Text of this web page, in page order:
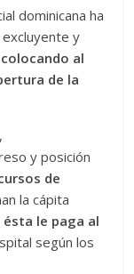
dominicana ha
y
colocando al
de la
y posición
de
la cápita
le paga al
según los